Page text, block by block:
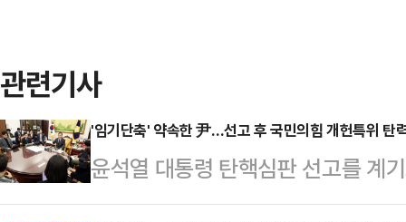
관련기사
'임기단축' 약속한 尹…선고 후 국민의힘 개헌특위 탄
윤석열 대통령 탄핵심판 선고를 계
력을 받을지 주목된다. 기각 시에는